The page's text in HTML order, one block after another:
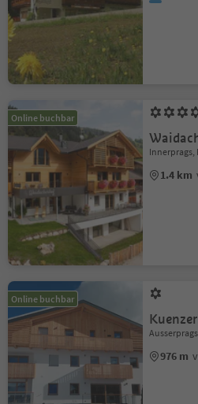
Online buchbar
Innerprags,
1.4 km
Online buchbar
976 m